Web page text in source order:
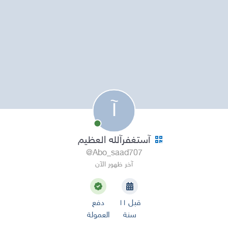
آ
آستغفرآلله العظيم
@Abo_saad707
آخر ظهور الآن
قبل ١١
سنة
دفع
العمولة